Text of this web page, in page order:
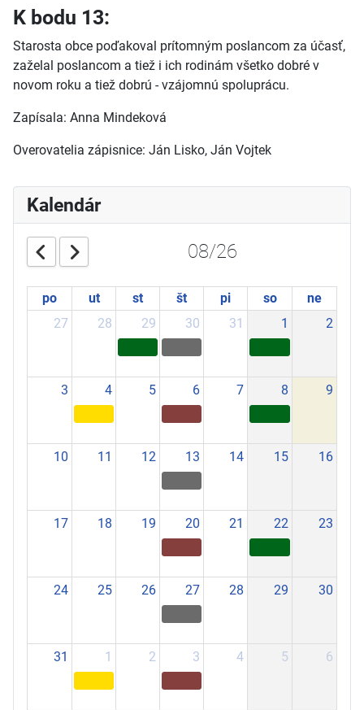
K bodu 13:
Starosta obce poďakoval prítomným poslancom za účasť,
zaželal poslancom a tiež i ich rodinám všetko dobré v
novom roku a tiež dobrú - vzájomnú spoluprácu.
Zapísala: Anna Mindeková
Overovatelia zápisnice: Ján Lisko, Ján Vojtek
Kalendár
08/26
po ut st št pi so
ne
27
28 29 30 31 1 2
3 4 5 6 7 8 9
10 11 12 13 14 15 16
17 18 19 20 21 22 23
24 25 26 27 28 29 30
31 1 2 3 4 5 6